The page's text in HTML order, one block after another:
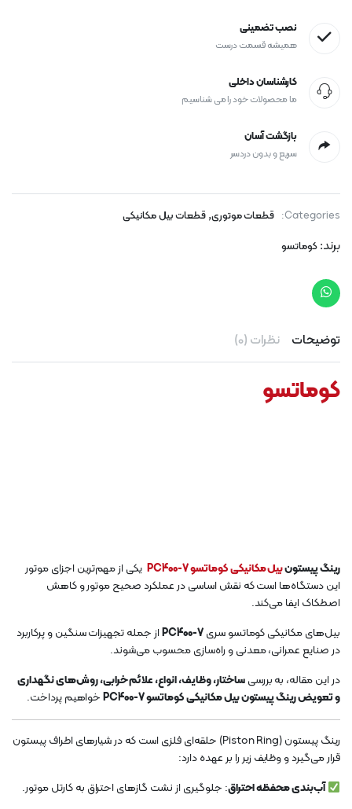
نصب تضمینی
همیشه قسمت درست
کارشناسان داخلی
ما محصولات خود را می شناسیم
بازگشت آسان
سریع و بدون دردسر
Categories: قطعات موتوری,قطعات بیل مکانیکی
برند: کوماتسو
توضیحات نظرات (0)
کوماتسو
رینگ پیستونبیل مکانیکی کوماتسو PC400-7
یکی از مهم‌ترین اجزای موتور
این دستگاه‌ها است که نقش اساسی در عملکرد صحیح موتور و کاهش
اصطکاک ایفا می‌کند.
بیل‌های مکانیکی کوماتسو سریPC400-7از جمله تجهیزات سنگین و پرکاربرد
در صنایع عمرانی، معدنی و راه‌سازی محسوب می‌شوند.
در این مقاله، به بررسیساختار، وظایف، انواع، علائم خرابی، روش‌های نگهداری
و تعویض رینگ پیستون بیل مکانیکی کوماتسو PC400-7
خواهیم پرداخت.
رینگ پیستون (Piston Ring) حلقه‌ای فلزی است که در شیارهای اطراف پیستون
قرار می‌گیرد و وظایف زیر را بر عهده دارد:
آب‌بندی محفظه احتراق: جلوگیری از نشت گازهای احتراق به کارتل موتور.